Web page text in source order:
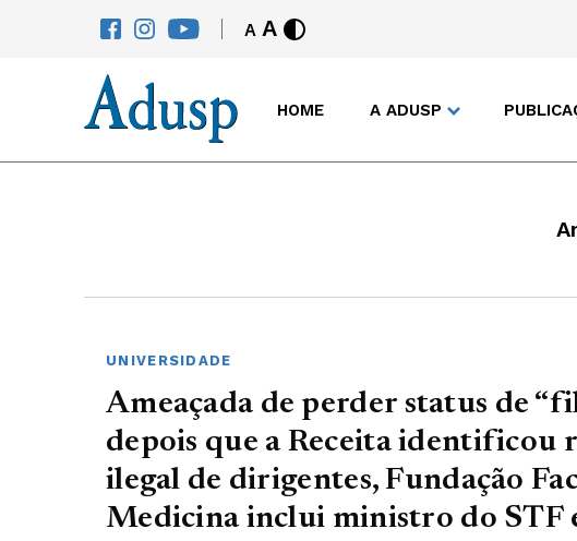
A A
HOME A ADUSP
UNIVERSIDADE
Ameaçada de perder status de
depois que a Receita identificou
ilegal de dirigentes, Fundação
Medicina inclui ministro do STF